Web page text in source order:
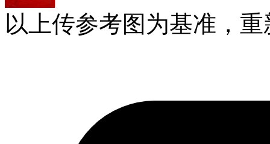
以上传参考图为基准，